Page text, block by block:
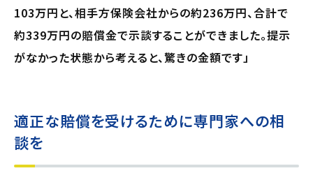
103万円と、相手方保険会社からの約236万円、合計で
約339万円の賠償金で示談することができました。提示
がなかった状態から考えると、驚きの金額です」
適正な賠償を受けるために専門家への相
談を